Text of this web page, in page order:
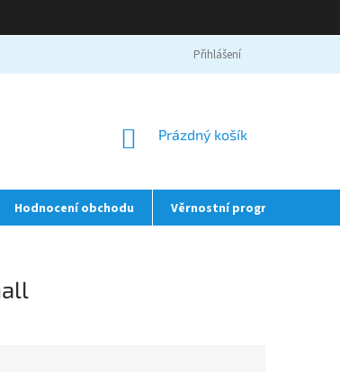
Přihlášení
NÁKUPNÍ
Prázdný košík
Hodnocení obchodu Věrnostní program